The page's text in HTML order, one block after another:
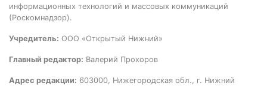
информационных технологий и массовых коммуникаций
(Роскомнадзор).
Учредитель: ООО «Открытый Нижний»
Главный редактор: Валерий Прохоров
Адрес редакции: 603000, Нижегородская обл., г. Нижний